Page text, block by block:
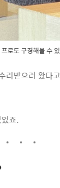
로도 구경해볼 수
받으러 왔
죠.